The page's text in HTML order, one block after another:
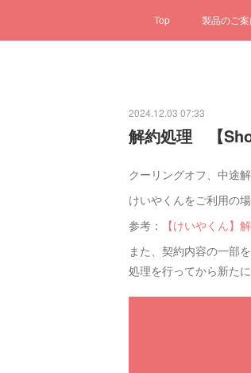
Top 製品のご案
2024.12.03 07:33
解約処理 【
クーリングオフ、中途
けいやくんをご利用の
参考：
【けいやくん】
また、契約内容の一部
処理を行ってから新た